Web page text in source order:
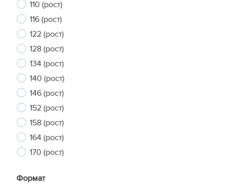
110 (рост)
116 (рост)
122 (рост)
128 (рост)
134 (рост)
140 (рост)
146 (рост)
152 (рост)
158 (рост)
164 (рост)
170 (рост)
Формат